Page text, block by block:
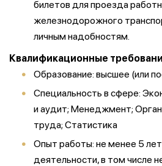
билетов для проезда
железнодорожного
личным надобностям.
Квалификационные
Образование: высшее (или
Специальность в сфере:
и аудит; Менеджмент;
труда; Статистика
Опыт работы: не менее 5
деятельности, в том числе